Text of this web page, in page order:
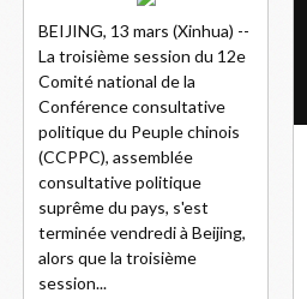
BEIJING, 13 mars (Xinhua) --
La troisième session du 12e
Comité national de la
Conférence consultative
politique du Peuple chinois
(CCPPC), assemblée
consultative politique
suprême du pays, s'est
terminée vendredi à Beijing,
alors que la troisième
session...